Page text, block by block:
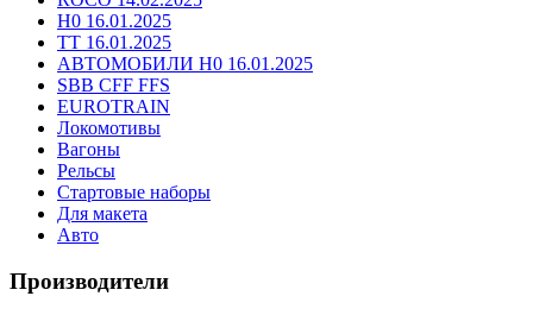
H0 16.01.2025
TT 16.01.2025
АВТОМОБИЛИ H0 16.01.2025
SBB CFF FFS
EUROTRAIN
Локомотивы
Вагоны
Рельсы
Стартовые наборы
Для макета
Авто
Производители